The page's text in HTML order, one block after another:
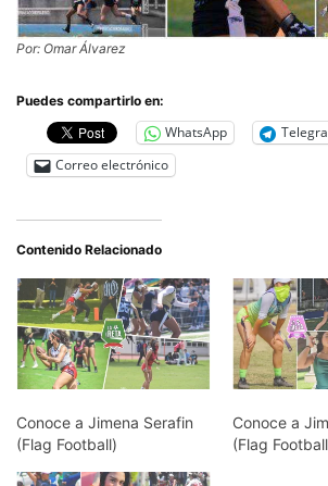
Por: Omar Álvarez
Puedes compartirlo en:
WhatsApp
Correo electrónico
Contenido Relacionado
Conoce a Jimena Serafin
(Flag Football)
Conoce a
(Flag